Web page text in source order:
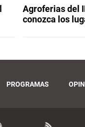
Agroferias del
conozca los
PROGRAMAS